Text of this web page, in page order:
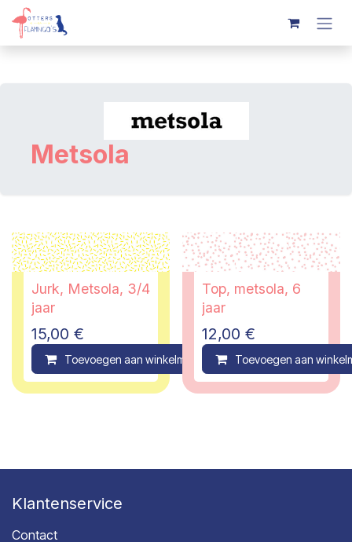
Overslaan naar inhoud
Metsola
Jurk, Metsola, 3/4
jaar
15,00 €
Toevoegen aan winkelmandje Compare
Top, metsola, 6
jaar
12,00 €
Toevoegen aan
Klantenservice
Contact